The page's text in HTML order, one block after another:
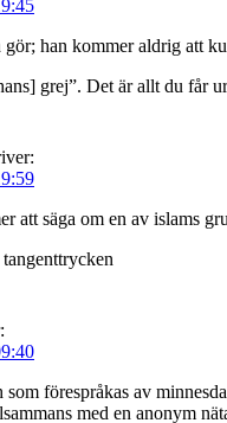
han kommer aldrig att
grej”. Det är allt du får
att säga om en av islams
som förespråkas av
med en anonym